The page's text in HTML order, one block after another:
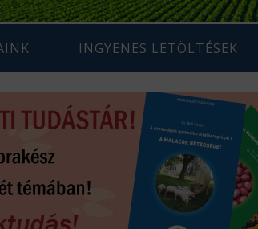
INGYENES LETÖLTÉSEK
AGRÁRIUM MAGAZIN ARCHÍVUM
SZAKMAI TANULMÁNYOK